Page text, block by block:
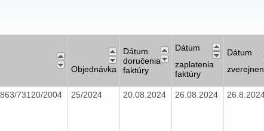
Objednávka
Dátum
doručenia
faktúry
Dátum
zaplatenia
faktúry
Dátum
73120/2004 25/2024 20.08.2024 26.08.2024